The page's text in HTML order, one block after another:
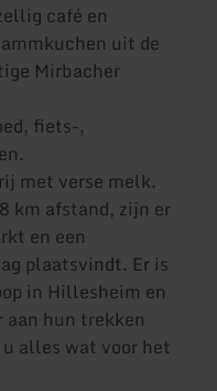
café en
uit de
Mirbacher
fiets-,
met verse melk.
km afstand, zijn er
en een
plaatsvindt. Er is
in Hillesheim en
aan hun trekken
alles wat voor het